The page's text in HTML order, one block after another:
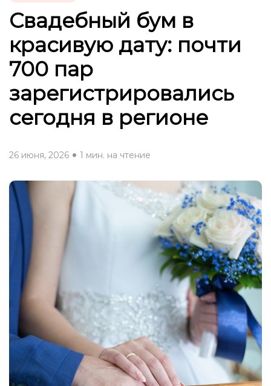
Свадебный бум в
красивую дату: почти
700 пар
зарегистрировались
сегодня в регионе
26 июня, 2026 1 мин. на чтение